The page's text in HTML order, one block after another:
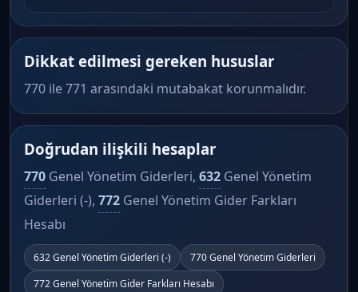
Dikkat edilmesi gereken hususlar
770 ile 771 arasındaki mutabakat korunmalıdır.
Doğrudan ilişkili hesaplar
770 Genel Yönetim Giderleri, 632 Genel Yönetim
Giderleri (-), 772 Genel Yönetim Gider Farkları
Hesabı
632 Genel Yönetim Giderleri (-)
770 Genel Yönetim Giderleri
772 Genel Yönetim Gider Farkları Hesabı